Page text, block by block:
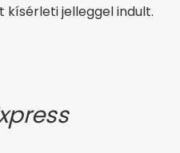
jelleggel indult.